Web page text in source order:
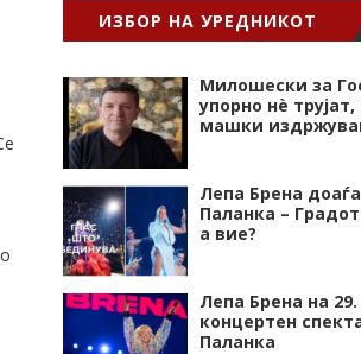
ИЗБОР НА УРЕДНИКОТ
Милошески за
упорно нѐ
машки
Лепа Брена
Паланка –
а вие?
Лепа Брена на 29.
концертен
Паланка